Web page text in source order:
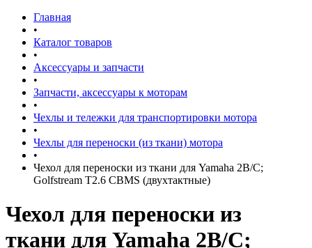
Главная
•
Каталог товаров
•
Аксессуары и запчасти
•
Запчасти, аксессуары к моторам
•
Чехлы и тележки для транспортировки мотора
•
Чехлы для переноски (из ткани) мотора
•
Чехол для переноски из ткани для Yamaha 2B/C;
Golfstream T2.6 CBMS (двухтактные)
Чехол для переноски из
ткани для Yamaha 2B/C;